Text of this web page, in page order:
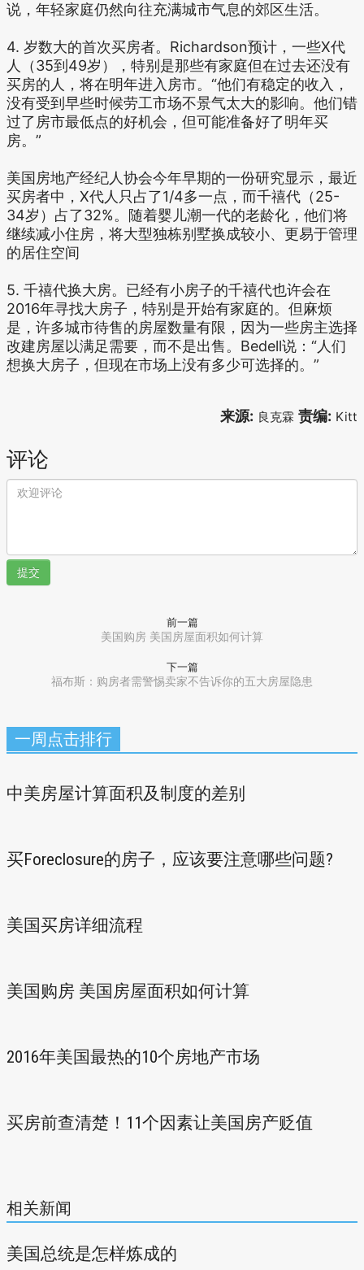
说，年轻家庭仍然向往充满城市气息的郊区生活。
4. 岁数大的首次买房者。Richardson预计，一些X代
人（35到49岁），特别是那些有家庭但在过去还没有
买房的人，将在明年进入房市。“他们有稳定的收入，
没有受到早些时候劳工市场不景气太大的影响。他们错
过了房市最低点的好机会，但可能准备好了明年买
房。”
美国房地产经纪人协会今年早期的一份研究显示，最近
买房者中，X代人只占了1/4多一点，而千禧代（25-
34岁）占了32%。随着婴儿潮一代的老龄化，他们将
继续减小住房，将大型独栋别墅换成较小、更易于管理
的居住空间
5. 千禧代换大房。已经有小房子的千禧代也许会在
2016年寻找大房子，特别是开始有家庭的。但麻烦
是，许多城市待售的房屋数量有限，因为一些房主选择
改建房屋以满足需要，而不是出售。Bedell说：“人们
想换大房子，但现在市场上没有多少可选择的。”
来源: 良克霖 责编: Kitt
评论
提交
前一篇
美国购房 美国房屋面积如何计算
下一篇
福布斯：购房者需警惕卖家不告诉你的五大房屋隐患
一周点击排行
中美房屋计算面积及制度的差别
买Foreclosure的房子，应该要注意哪些问题?
美国买房详细流程
美国购房 美国房屋面积如何计算
2016年美国最热的10个房地产市场
买房前查清楚！11个因素让美国房产贬值
相关新闻
美国总统是怎样炼成的